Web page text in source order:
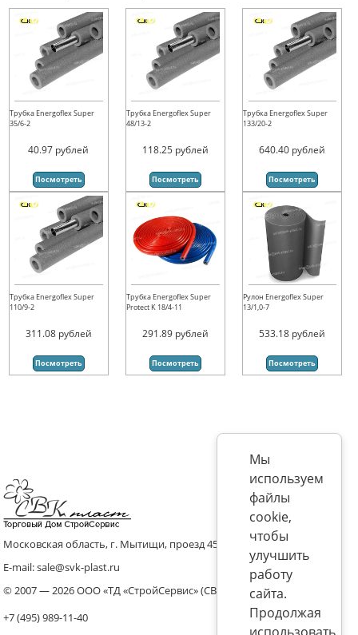
Трубка Energoflex Super
35/6-2
40.97 рублей
Посмотреть
Трубка Energoflex Super
48/13-2
118.25 рублей
Посмотреть
Трубка Energoflex Super
133/20-2
640.40 рублей
Посмотреть
Трубка Energoflex Super
110/9-2
311.08 рублей
Посмотреть
Трубка Energoflex Super
Protect K 18/4-11
291.89 рублей
Посмотреть
Рулон Energoflex Super
13/1,0-7
533.18 рублей
Посмотреть
Московская область, г. Мытищи, проезд 4536 владение 8, стр.10
E-mail: sale@svk-plast.ru
© 2007 — 2026 ООО «ТД «СтройСервис» (СВК)
+7 (495) 989-11-40
Мы
используем
файлы
cookie,
чтобы
улучшить
работу
сайта.
Продолжая